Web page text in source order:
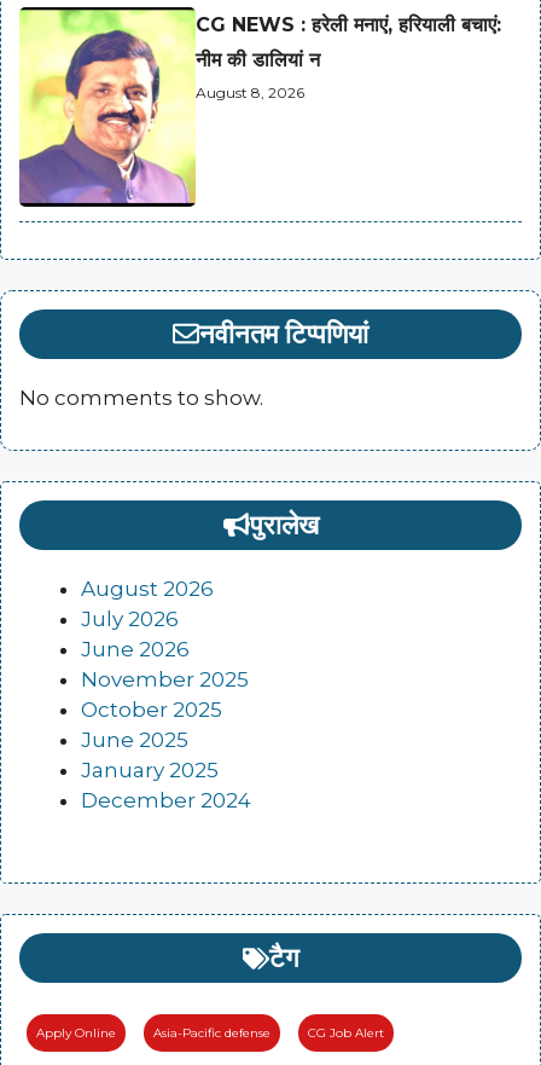
CG NEWS : हरेली मनाएं, हरियाली बचाएं:
नीम की डालियां न
August 8, 2026
नवीनतम टिप्पणियां
No comments to show.
पुरालेख
August 2026
July 2026
June 2026
November 2025
October 2025
June 2025
January 2025
December 2024
टैग
Apply Online Asia-Pacific defense CG Job Alert